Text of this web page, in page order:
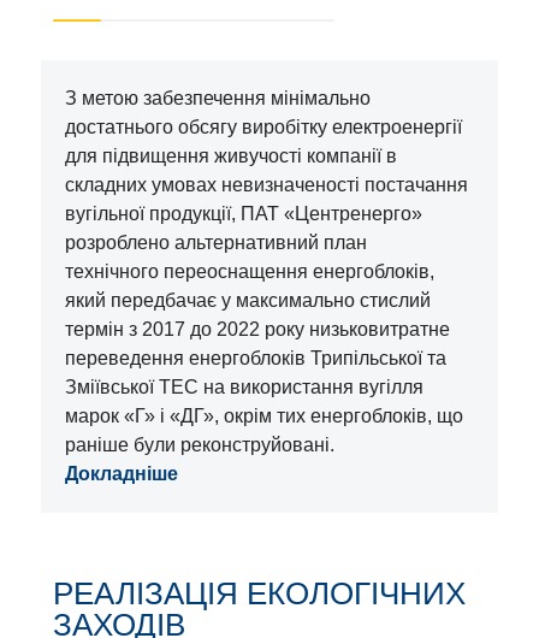
З метою забезпечення мінімально
достатнього обсягу виробітку електроенергії
для підвищення живучості компанії в
складних умовах невизначеності постачання
вугільної продукції, ПАТ «Центренерго»
розроблено альтернативний план
технічного переоснащення енергоблоків,
який передбачає у максимально стислий
термін з 2017 до 2022 року низьковитратне
переведення енергоблоків Трипільської та
Зміївської ТЕС на використання вугілля
марок «Г» і «ДГ», окрім тих енергоблоків, що
раніше були реконструйовані.
Докладніше
РЕАЛІЗАЦІЯ ЕКОЛОГІЧНИХ
ЗАХОДІВ